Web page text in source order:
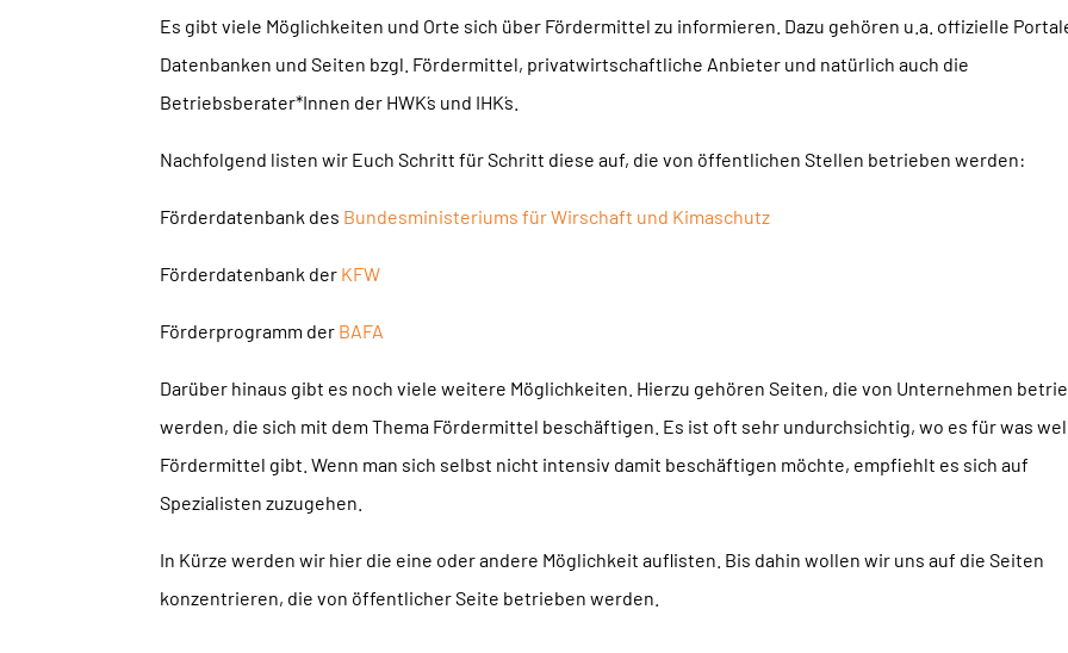
Es gibt viele Möglichkeiten und Orte sich über Fördermittel zu informieren. Dazu gehören u.a. offizielle
Datenbanken und Seiten bzgl. Fördermittel, privatwirtschaftliche Anbieter und natürlich auch die
Betriebsberater*Innen der HWK´s und IHK´s.
Nachfolgend listen wir Euch Schritt für Schritt diese auf, die von öffentlichen Stellen betrieben werden:
Förderdatenbank des Bundesministeriums für Wirschaft und Kimaschutz
Förderdatenbank der KFW
Förderprogramm der BAFA
Darüber hinaus gibt es noch viele weitere Möglichkeiten. Hierzu gehören Seiten, die von Unternehmen
werden, die sich mit dem Thema Fördermittel beschäftigen. Es ist oft sehr undurchsichtig, wo es für was
Fördermittel gibt. Wenn man sich selbst nicht intensiv damit beschäftigen möchte, empfiehlt es sich auf
Spezialisten zuzugehen.
In Kürze werden wir hier die eine oder andere Möglichkeit auflisten. Bis dahin wollen wir uns auf die Seiten
konzentrieren, die von öffentlicher Seite betrieben werden.